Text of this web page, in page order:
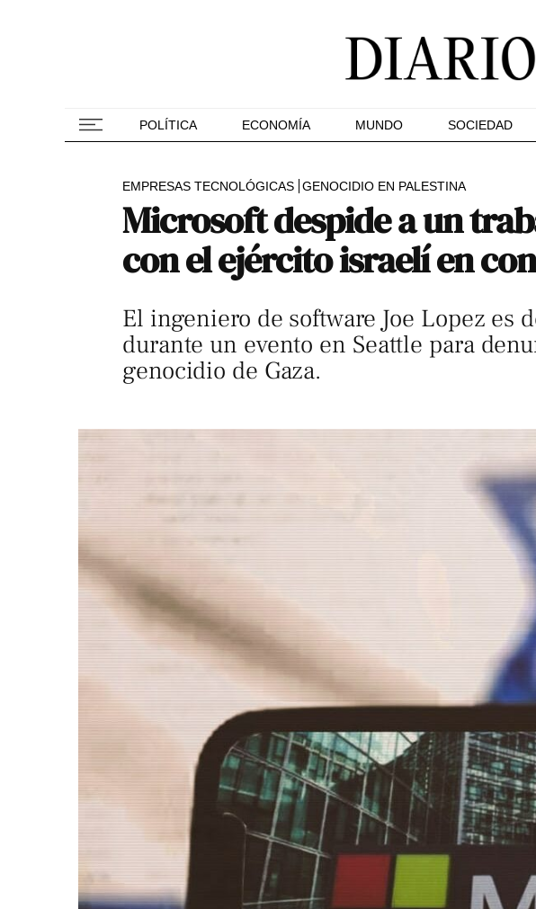
POLÍTICA ECONOMÍA MUNDO SOCIEDAD
EMPRESAS TECNOLÓGICAS GENOCIDIO EN PALESTINA
Microsoft despide a un
con el ejército israelí en
El ingeniero de software Joe Lopez es
durante un evento en Seattle para
genocidio de Gaza.